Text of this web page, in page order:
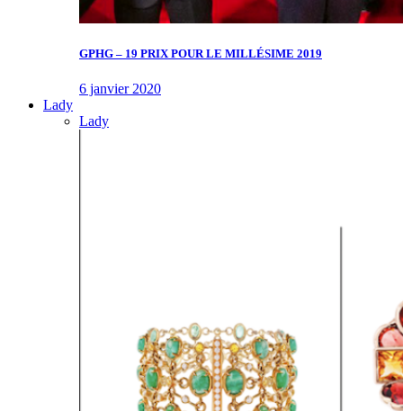
GPHG – 19 PRIX POUR LE MILLÉSIME 2019
6 janvier 2020
Lady
Lady